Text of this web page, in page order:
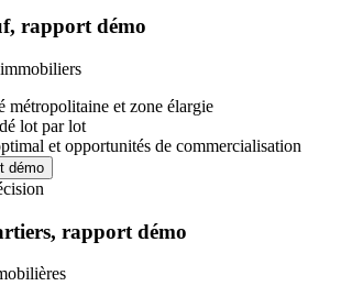
rapport démo
métropolitaine et zone élargie
lot par lot
et opportunités de commercialisation
démo
rapport démo